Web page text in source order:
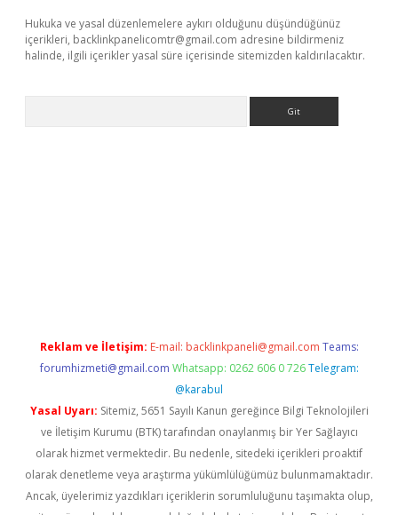
Hukuka ve yasal düzenlemelere aykırı olduğunu düşündüğünüz
içerikleri, backlinkpanelicomtr@gmail.com adresine bildirmeniz
halinde, ilgili içerikler yasal süre içerisinde sitemizden kaldırılacaktır.
Reklam ve İletişim: E-mail: backlinkpaneli@gmail.com Teams:
forumhizmeti@gmail.com Whatsapp: 0262 606 0 726 Telegram:
@karabul
Yasal Uyarı: Sitemiz, 5651 Sayılı Kanun gereğince Bilgi Teknolojileri
ve İletişim Kurumu (BTK) tarafından onaylanmış bir Yer Sağlayıcı
olarak hizmet vermektedir. Bu nedenle, sitedeki içerikleri proaktif
olarak denetleme veya araştırma yükümlülüğümüz bulunmamaktadır.
Ancak, üyelerimiz yazdıkları içeriklerin sorumluluğunu taşımakta olup,